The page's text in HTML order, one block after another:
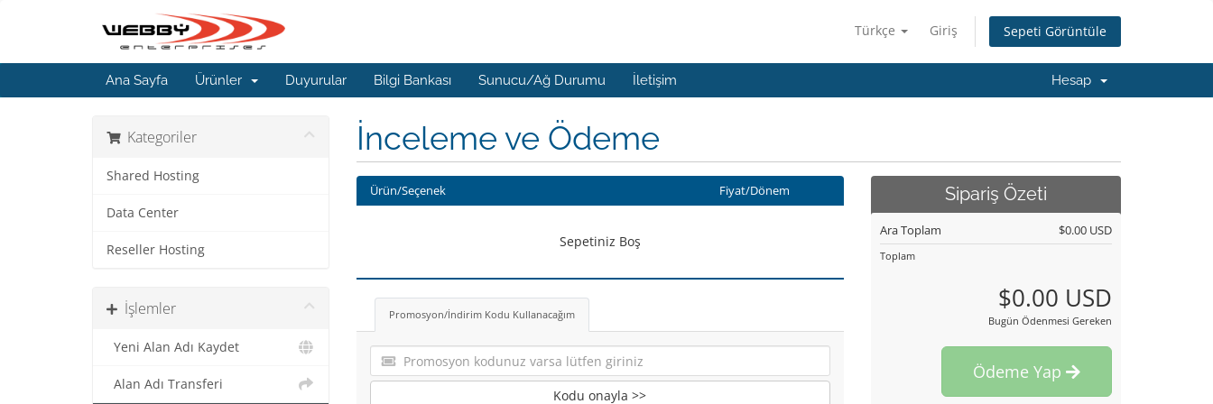
Türkçe Giriş Sepeti Görüntüle
Ana Sayfa Ürünler Duyurular Bilgi Bankası Sunucu/Ağ Durumu İletişim Hesap
Kategoriler
Shared Hosting
Data Center
Reseller Hosting
İşlemler
Yeni Alan Adı Kaydet
Alan Adı Transferi
İnceleme ve Ödeme
Ürün/Seçenek Fiyat/Dönem
Sepetiniz Boş
Promosyon/İndirim Kodu Kullanacağım
Kodu onayla >>
Sipariş Özeti
Ara Toplam $0.00 USD
Toplam
$0.00 USD
Bugün Ödenmesi Gereken
Ödeme Yap